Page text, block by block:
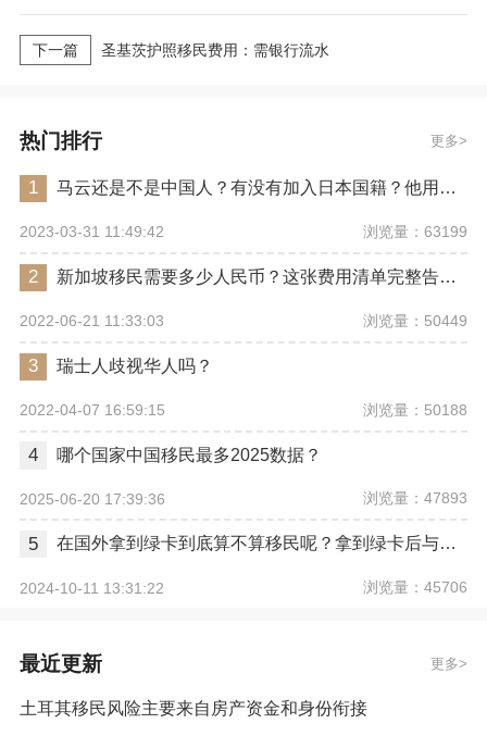
下一篇 圣基茨护照移民费用：需银行流水
热门排行 更多
1 马云还是不是中国人？有没有加入日本国籍？他用了哪些身份畅行世界？
2023-03-31 11:49:42 浏览量：63199
2 新加坡移民需要多少人民币？这张费用清单完整告诉你
2022-06-21 11:33:03 浏览量：50449
3 瑞士人歧视华人吗？
2022-04-07 16:59:15 浏览量：50188
4 哪个国家中国移民最多2025数据？
2025-06-20 17:39:36 浏览量：47893
5 在国外拿到绿卡到底算不算移民呢？拿到绿卡后与正式移民有哪些区别？
2024-10-11 13:31:22 浏览量：45706
最近更新 更多
土耳其移民风险主要来自房产资金和身份衔接